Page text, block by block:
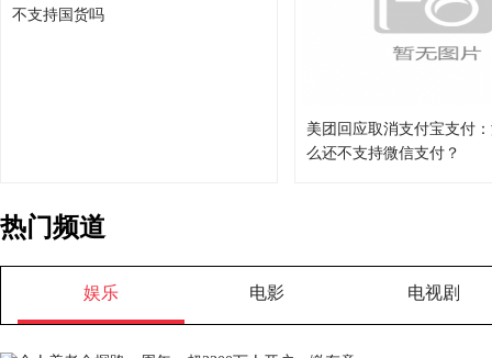
不支持国货吗
美团回应取消支付宝支付
么还不支持微信支付？
热门频道
娱乐 电影 电视剧